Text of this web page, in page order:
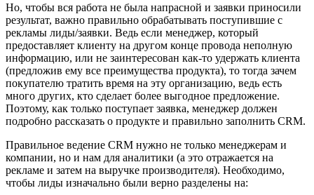
Но, чтобы вся работа не была напрасной и заявки приносили
результат, важно правильно обрабатывать поступившие с
рекламы лиды/заявки. Ведь если менеджер, который
предоставляет клиенту на другом конце провода неполную
информацию, или не заинтересован как-то удержать клиента
(предложив ему все преимущества продукта), то тогда зачем
покупателю тратить время на эту организацию, ведь есть
много других, кто сделает более выгодное предложение.
Поэтому, как только поступает заявка, менеджер должен
подробно рассказать о продукте и правильно заполнить CRM.
Правильное ведение CRM нужно не только менеджерам и
компании, но и нам для аналитики (а это отражается на
рекламе и затем на выручке производителя). Необходимо,
чтобы лиды изначально были верно разделены на: